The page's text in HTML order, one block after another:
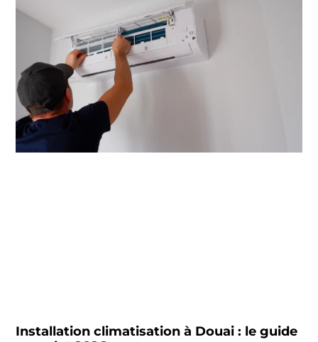
Installation climatisation à Douai : le guide